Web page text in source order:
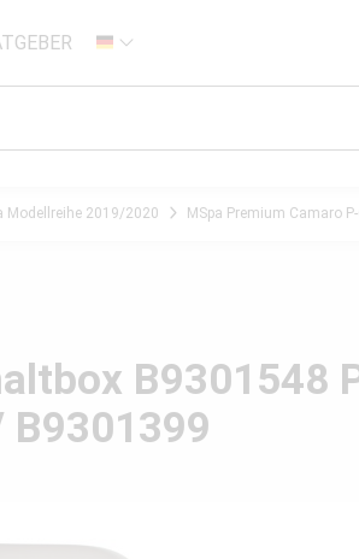
DE
Modellreihe 2019/2020 MSpa Premium Camaro
B9301548